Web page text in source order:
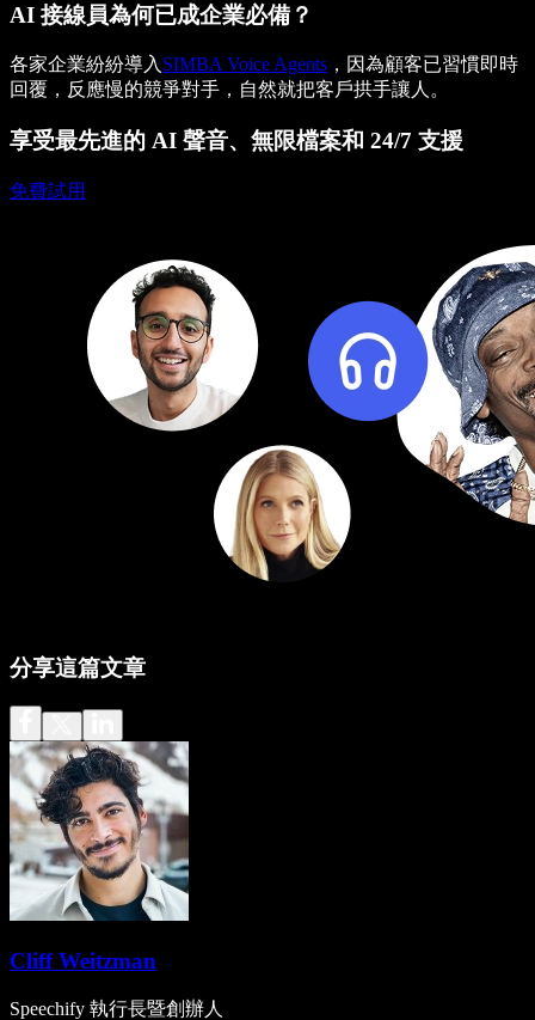
AI 接線員為何已成企業必備？
各家企業紛紛導入SIMBA Voice Agents ，因為顧客已習慣即時
回覆，反應慢的競爭對手，自然就把客戶拱手讓人。
享受最先進的 AI 聲音、無限檔案和 24/7 支援
免費試用
分享這篇文章
Cliff Weitzman
Speechify 執行長暨創辦人